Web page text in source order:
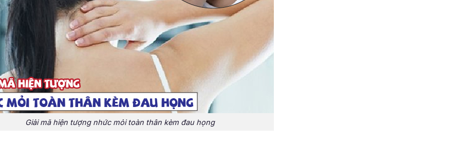
Giải mã hiện tượng nhức mỏi toàn thân kèm đau họng